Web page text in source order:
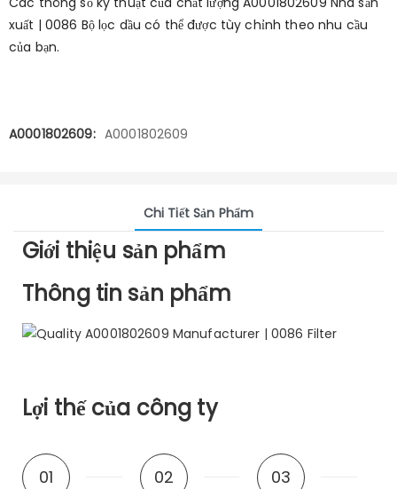
xuất | 0086 Bộ lọc dầu có thể được tùy chỉnh theo nhu cầu
của bạn.
A0001802609: A0001802609
Chi Tiết Sản Phẩm
Giới thiệu sản phẩm
Thông tin sản phẩm
Lợi thế của công ty
01 02 03